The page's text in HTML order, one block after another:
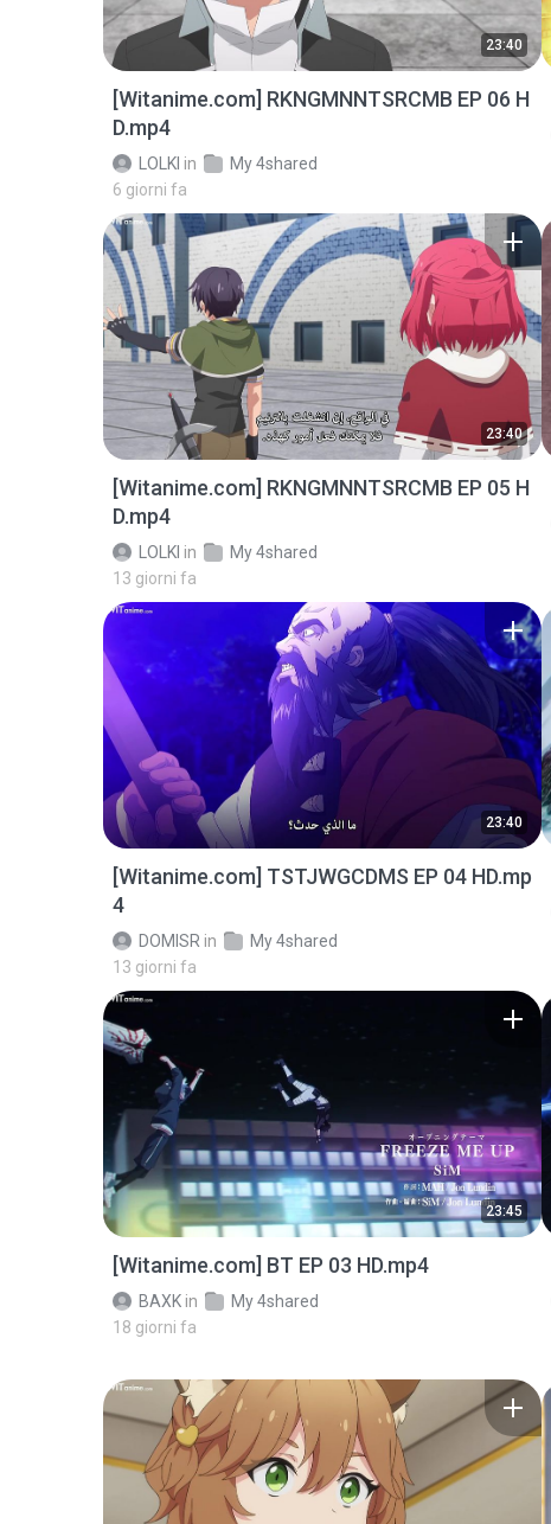
23:40
[Witanime.com] RKNGMNNTSRCMB EP 06 H
D.mp4
LOLKI in
My 4shared
6 giorni fa
23:40
[Witanime.com] RKNGMNNTSRCMB EP 05 H
D.mp4
LOLKI in
My 4shared
13 giorni fa
23:40
[Witanime.com] TSTJWGCDMS EP 04 HD.mp
4
DOMISR in
My 4shared
13 giorni fa
23:45
[Witanime.com] BT EP 03 HD.mp4
BAXK in
My 4shared
18 giorni fa